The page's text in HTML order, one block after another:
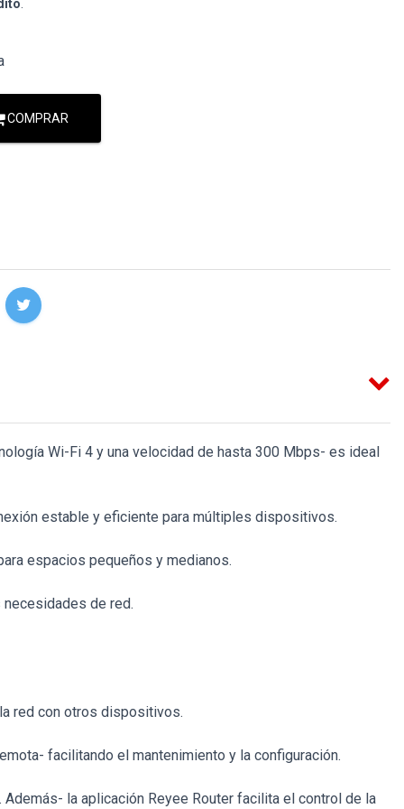
COMPRAR
Wi-Fi 4 y una velocidad de hasta 300 Mbps- es ideal
estable y eficiente para múltiples dispositivos.
espacios pequeños y medianos.
de red.
red con otros dispositivos.
facilitando el mantenimiento y la configuración.
la aplicación Reyee Router facilita el control de la